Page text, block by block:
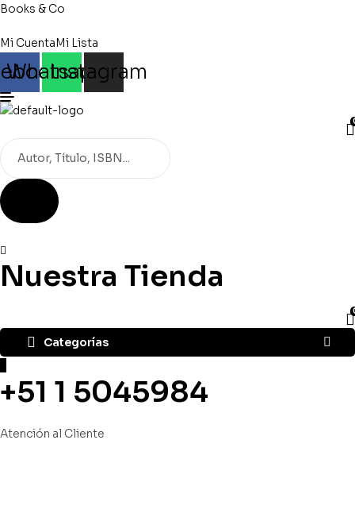
Books & Co
Mi CuentaMi Lista
Whatsapp
Instagram
Búsqueda
de
productos
Nuestra Tienda
Categorías
+51 1 5045984
Atención al Cliente